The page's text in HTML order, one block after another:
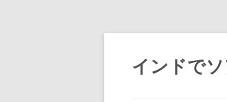
インドで